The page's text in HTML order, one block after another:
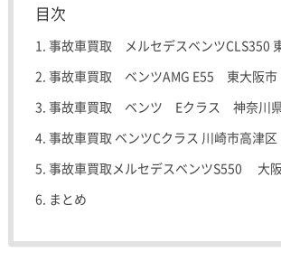
目次
事故車買取 メルセデスベンツCLS350
事故車買取 ベンツAMG E55 東大阪市
事故車買取 ベンツ Eクラス 神奈川
事故車買取 ベンツCクラス 川崎市高津区
事故車買取メルセデスベンツS550 大
まとめ